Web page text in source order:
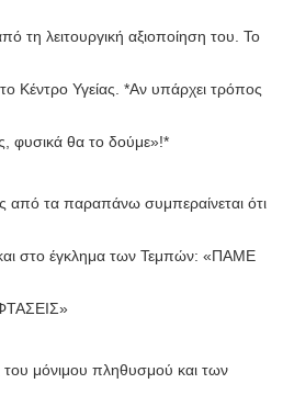
τη λειτουργική αξιοποίηση του. Το
Κέντρο Υγείας. *Αν υπάρχει τρόπος
φυσικά θα το δούμε»!*
από τα παραπάνω συμπεραίνεται ότι
και στο έγκλημα των Τεμπών: «ΠΑΜΕ
μόνιμου πληθυσμού και των